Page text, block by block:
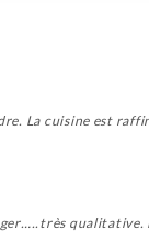
La cuisine est
qualitative.